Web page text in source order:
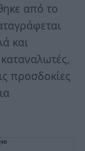
από το
και
προσδοκίες